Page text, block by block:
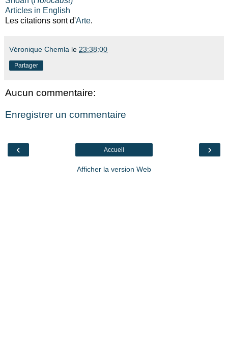
Articles in English
Les citations sont d'Arte.
Véronique Chemla le 23:38:00
Partager
Aucun commentaire:
Enregistrer un commentaire
‹ ›
Accueil
Afficher la version Web